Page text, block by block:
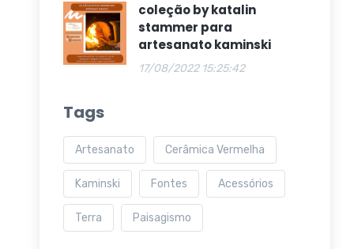
coleção by katalin
stammer para
artesanato kaminski
17/08/2022 15:25:42
Tags
Artesanato Cerâmica Vermelha
Kaminski Fontes Acessórios
Terra Paisagismo